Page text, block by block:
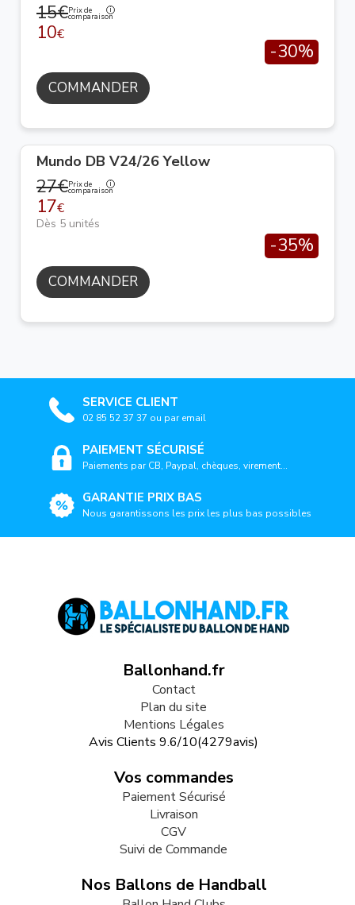
15€Prix de
comparaison
10€
-30%
COMMANDER
Mundo DB V24/26 Yellow
27€Prix de
comparaison
17€
Dès 5 unités
-35%
COMMANDER
SERVICE CLIENT
02 85 52 37 37 ou par email
PAIEMENT SÉCURISÉ
Paiements par CB, Paypal, chèques, virement...
GARANTIE PRIX BAS
Nous garantissons les prix les plus bas possibles
Ballonhand.fr
Contact
Plan du site
Mentions Légales
Avis Clients 9.6/10(4279avis)
Vos commandes
Paiement Sécurisé
Livraison
CGV
Suivi de Commande
Nos Ballons de Handball